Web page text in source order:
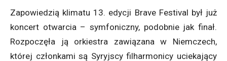
Zapowiedzią klimatu 13. edycji Brave Festival był już
koncert otwarcia – symfoniczny, podobnie jak finał.
Rozpoczęła ją orkiestra zawiązana w Niemczech,
której członkami są Syryjscy filharmonicy uciekający